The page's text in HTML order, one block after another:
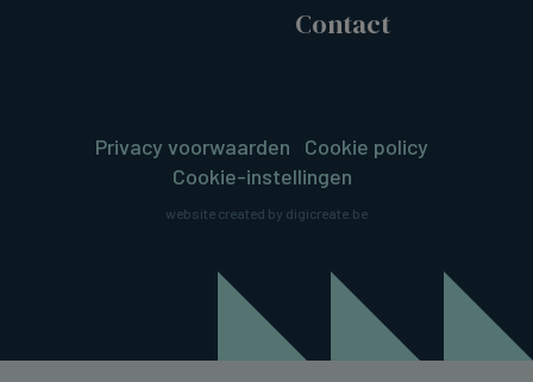
Contact
Privacy voorwaarden
Cookie policy
Cookie-instellingen
website created by digicreate.be